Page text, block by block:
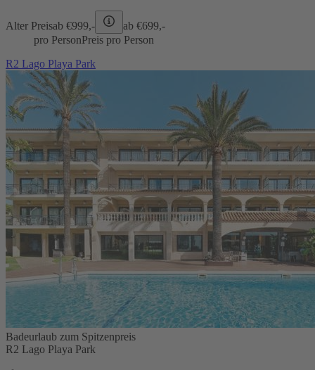
Alter Preisab €999,- ab €699,-
pro PersonPreis pro Person
R2 Lago Playa Park
Badeurlaub zum Spitzenpreis
R2 Lago Playa Park